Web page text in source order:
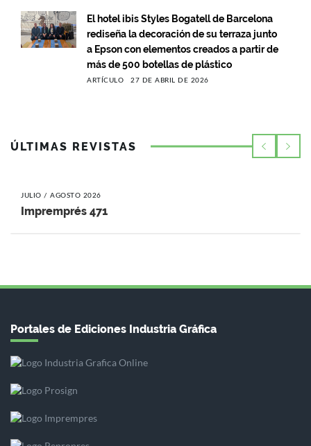
El hotel ibis Styles Bogatell de Barcelona
rediseña la decoración de su terraza junto
a Epson con elementos creados a partir de
más de 500 botellas de plástico
ARTÍCULO 27 DE ABRIL DE 2026
ÚLTIMAS REVISTAS
JULIO / AGOSTO 2026
Impremprés 471
Portales de Ediciones Industria Gráfica